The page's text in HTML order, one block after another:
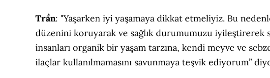
Trần: "Yaşarken iyi yaşamaya dikkat etmeliyiz. Bu
düzenini koruyarak ve sağlık durumumuzu iyileştirerek
insanları organik bir yaşam tarzına, kendi meyve ve
ilaçlar kullanılmamasını savunmaya teşvik ediyorum”